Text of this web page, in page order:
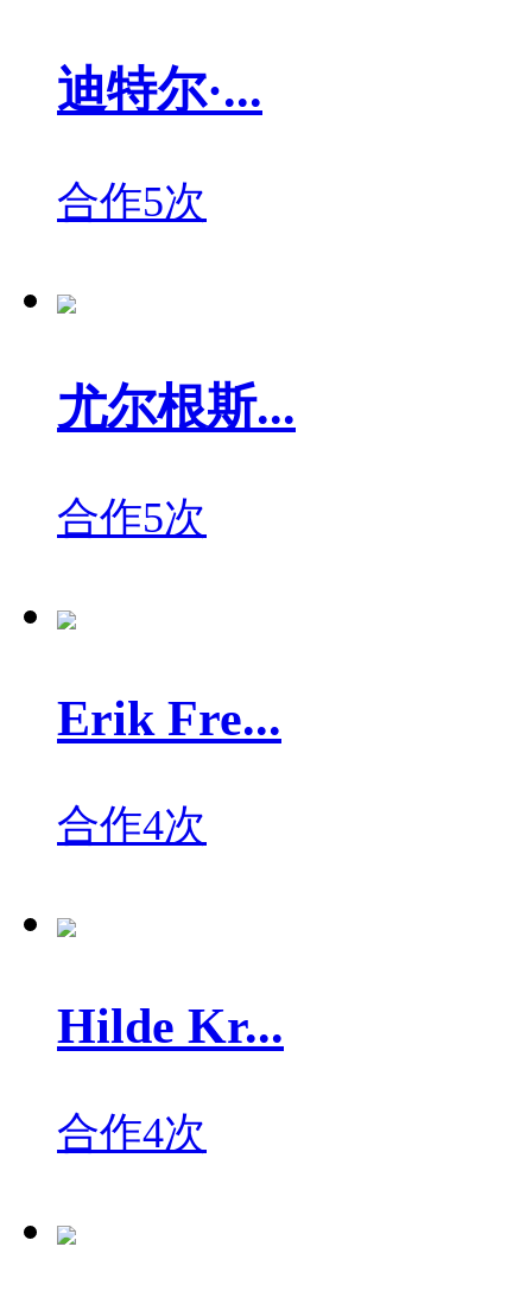
迪特尔·...
合作5次
尤尔根斯...
合作5次
Erik Fre...
合作4次
Hilde Kr...
合作4次